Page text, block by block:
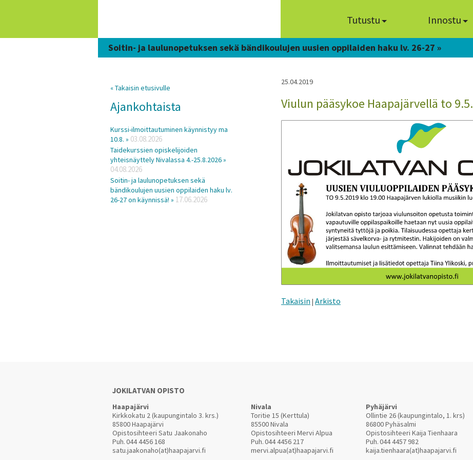
Tutustu Innostu
Soitin- ja laulunopetuksen sekä bändikoulujen uusien oppilaiden haku lv. 26-27 »
25.04.2019
Viulun pääsykoe Haapajärvellä to 9.5.
Takaisin | Arkisto
« Takaisin etusivulle
Ajankohtaista
Kurssi-ilmoittautuminen käynnistyy ma
10.8. » 03.08.2026
Taidekurssien opiskelijoiden
yhteisnäyttely Nivalassa 4.-25.8.2026 »
04.08.2026
Soitin- ja laulunopetuksen sekä
bändikoulujen uusien oppilaiden haku lv.
26-27 on käynnissä! » 17.06.2026
JOKILATVAN OPISTO
Haapajärvi
Kirkkokatu 2 (kaupungintalo 3. krs.)
85800 Haapajärvi
Opistosihteeri Satu Jaakonaho
Puh.044 4456 168
satu.jaakonaho(at)haapajarvi.fi
Nivala
Toritie 15 (Kerttula)
85500 Nivala
Opistosihteeri Mervi Alpua
Puh.044 4456 217
mervi.alpua(at)haapajarvi.fi
Pyhäjärvi
Ollintie 26 (kaupungintalo, 1. krs)
86800 Pyhäsalmi
Opistosihteeri Kaija Tienhaara
Puh.044 4457 982
kaija.tienhaara(at)haapajarvi.fi